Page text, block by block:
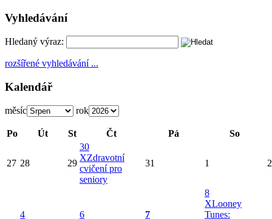
Vyhledávání
Hledaný výraz:
rozšířené vyhledávání ...
Kalendář
měsíc rok
Po Út St Čt Pá So
27 28 29
30
XZdravotní
cvičení pro
seniory
31 1 2
4
6
7
8
XLooney
Tunes: